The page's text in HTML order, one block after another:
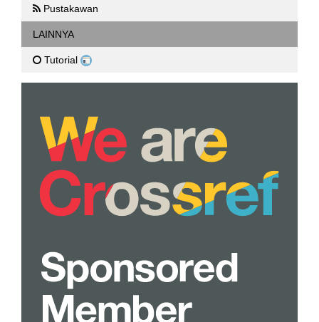
Pustakawan
LAINNYA
Tutorial